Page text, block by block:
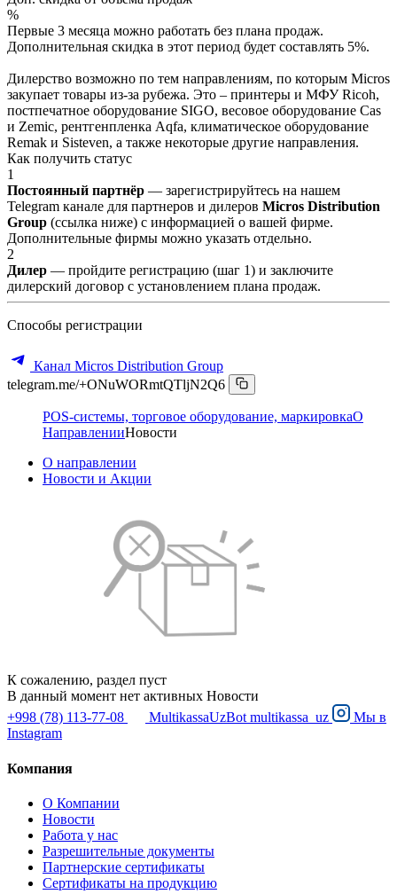
%
Первые 3 месяца можно работать без плана продаж.
Дополнительная скидка в этот период будет составлять 5%.
Дилерство возможно по тем направлениям, по которым Micros
закупает товары из-за рубежа. Это – принтеры и МФУ Ricoh,
постпечатное оборудование SIGO, весовое оборудование Cas
и Zemic, рентгенпленка Aqfa, климатическое оборудование
Remak и Sisteven, а также некоторые другие направления.
Как получить статус
1
Постоянный партнёр — зарегистрируйтесь на нашем
Telegram канале для партнеров и дилеров Micros Distribution
Group (ссылка ниже) с информацией о вашей фирме.
Дополнительные фирмы можно указать отдельно.
2
Дилер — пройдите регистрацию (шаг 1) и заключите
дилерский договор с установлением плана продаж.
Способы регистрации
Канал Micros Distribution Group
telegram.me/+ONuWORmtQTljN2Q6
POS-системы, торговое оборудование, маркировкаО
НаправленииНовости
О направлении
Новости и Акции
К сожалению, раздел пуст
В данный момент нет активных Новости
+998 (78) 113-77-08
MultikassaUzBot multikassa_uz
Мы в
Instagram
Компания
О Компании
Новости
Работа у нас
Разрешительные документы
Партнерские сертификаты
Сертификаты на продукцию